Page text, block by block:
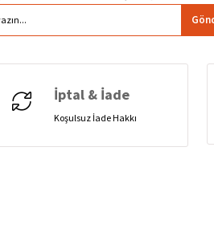
İptal & İade
Koşulsuz İade Hakkı